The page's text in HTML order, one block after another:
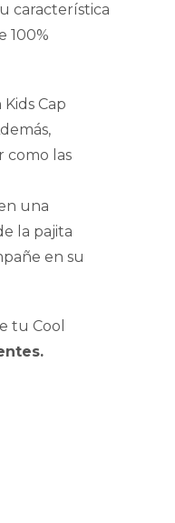
característica
100%
Cap
como las
una
la pajita
en su
tu Cool